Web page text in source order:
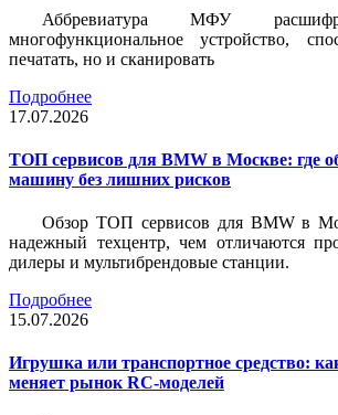
Аббревиатура МФУ
многофункциональное устройство,
печатать, но и сканировать
Подробнее
17.07.2026
ТОП сервисов для BMW в Москве: где
машину без лишних рисков
Обзор ТОП сервисов для BMW в
надежный техцентр, чем отличаются
дилеры и мультибрендовые станции.
Подробнее
15.07.2026
Игрушка или транспортное средство:
меняет рынок RC-моделей